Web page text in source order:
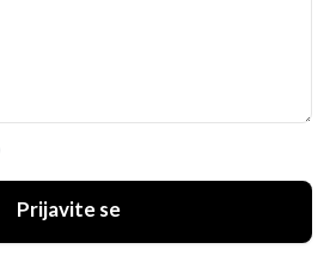
Prijavite se